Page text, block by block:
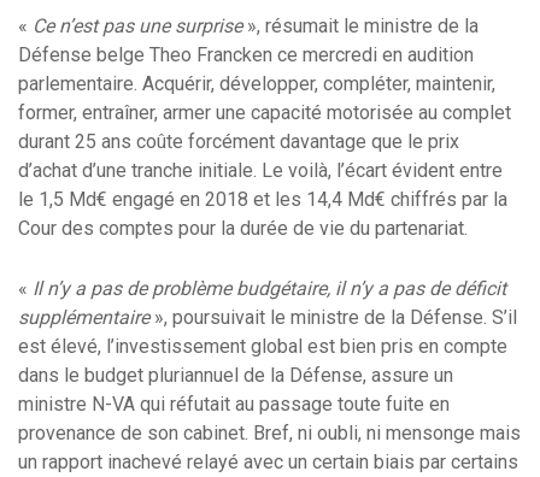
« Ce n’est pas une surprise», résumait le ministre de la
Défense belge Theo Francken ce mercredi en audition
parlementaire. Acquérir, développer, compléter, maintenir,
former, entraîner, armer une capacité motorisée au complet
durant 25 ans coûte forcément davantage que le prix
d’achat d’une tranche initiale. Le voilà, l’écart évident entre
le 1,5 Md€ engagé en 2018 et les 14,4 Md€ chiffrés par la
Cour des comptes pour la durée de vie du partenariat.
« Il n’y a pas de problème budgétaire, il n’y a pas de déficit
supplémentaire», poursuivait le ministre de la Défense. S’il
est élevé, l’investissement global est bien pris en compte
dans le budget pluriannuel de la Défense, assure un
ministre N-VA qui réfutait au passage toute fuite en
provenance de son cabinet. Bref, ni oubli, ni mensonge mais
un rapport inachevé relayé avec un certain biais par certains